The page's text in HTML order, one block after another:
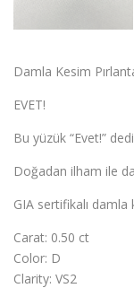
Damla Kesim
EVET!
Bu yüzük “Evet!”
Doğadan ilham ile
GIA sertifikalı
Carat: 0.50 ct
Color: D
Clarity: VS2